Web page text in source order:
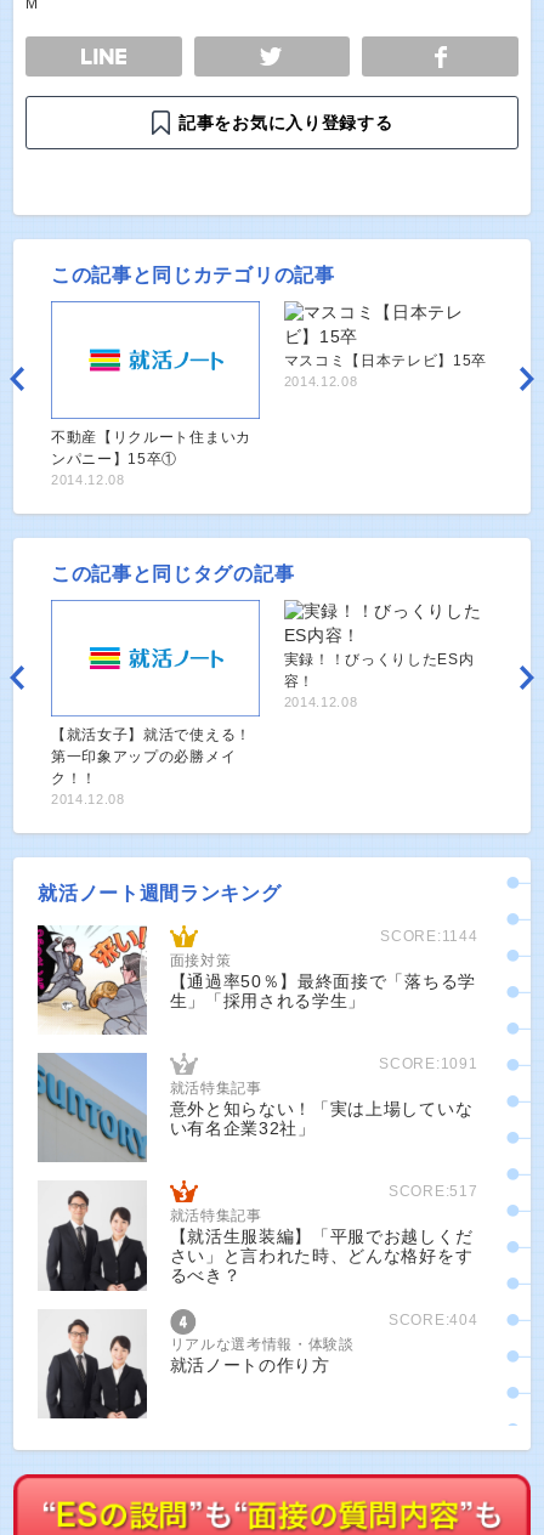
TWEET
記事をお気に入り登録する
この記事と同じカテゴリの記事
不動産【リクルート住まいカ
ンパニー】15卒①
2014.12.08
マスコミ【日本テレビ】15卒
2014.12.08
この記事と同じタグの記事
【就活女子】就活で使える！
第一印象アップの必勝メイ
ク！！
2014.12.08
実録！！びっくりしたES内
容！
2014.12.08
就活ノート週間ランキング
SCORE:1144
面接対策
【通過率50％】最終面接で「落ちる学
生」「採用される学生」
SCORE:1091
就活特集記事
意外と知らない！「実は上場していな
い有名企業32社」
SCORE:517
就活特集記事
【就活生服装編】「平服でお越しくだ
さい」と言われた時、どんな格好をす
るべき？
SCORE:404
リアルな選考情報・体験談
就活ノートの作り方